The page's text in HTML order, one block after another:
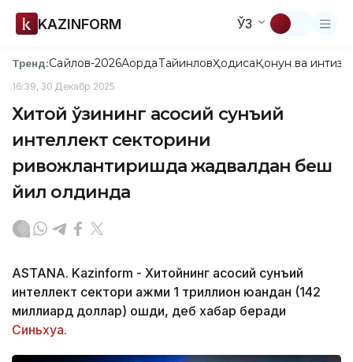
KAZINFORM ЎЗ
Тренд:Сайлов-2026АқордаТайинловҲодисаҚонун ва
16:39, 30 Декабр 2025
Хитой ўзининг асосий сунъий
интеллект секторини
ривожлантиришда жадвалдан беш
йил олдинда
ASTANA. Kazinform - Хитойнинг асосий сунъий
интеллект сектори ҳажми 1 триллион юандан (142
миллиард доллар) ошди, деб хабар беради
Синьхуа.